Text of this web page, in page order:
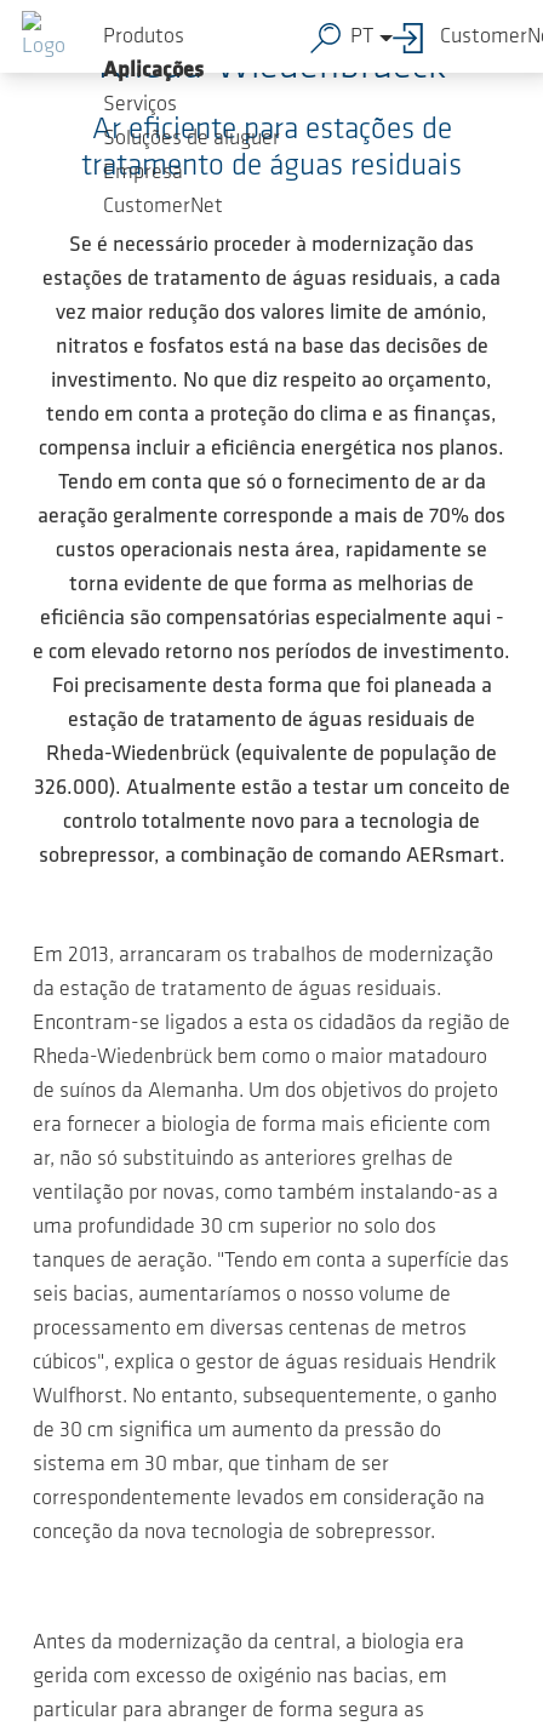
Ir para o conteúdo principal
Produtos
Aplicações
Serviços
Soluções de aluguer
Empresa
CustomerNet
PT
Rheda-Wiedenbrueck
Ar eficiente para estações de
tratamento de águas residuais
Se é necessário proceder à modernização das
estações de tratamento de águas residuais, a cada
vez maior redução dos valores limite de amónio,
nitratos e fosfatos está na base das decisões de
investimento. No que diz respeito ao orçamento,
tendo em conta a proteção do clima e as finanças,
compensa incluir a eficiência energética nos planos.
Tendo em conta que só o fornecimento de ar da
aeração geralmente corresponde a mais de 70% dos
custos operacionais nesta área, rapidamente se
torna evidente de que forma as melhorias de
eficiência são compensatórias especialmente aqui -
e com elevado retorno nos períodos de investimento.
Foi precisamente desta forma que foi planeada a
estação de tratamento de águas residuais de
Rheda-Wiedenbrück (equivalente de população de
326.000). Atualmente estão a testar um conceito de
controlo totalmente novo para a tecnologia de
sobrepressor, a combinação de comando AERsmart.
Em 2013, arrancaram os trabalhos de modernização
da estação de tratamento de águas residuais.
Encontram-se ligados a esta os cidadãos da região de
Rheda-Wiedenbrück bem como o maior matadouro
de suínos da Alemanha. Um dos objetivos do projeto
era fornecer a biologia de forma mais eficiente com
ar, não só substituindo as anteriores grelhas de
ventilação por novas, como também instalando-as a
uma profundidade 30 cm superior no solo dos
tanques de aeração. "Tendo em conta a superfície das
seis bacias, aumentaríamos o nosso volume de
processamento em diversas centenas de metros
cúbicos", explica o gestor de águas residuais Hendrik
Wulfhorst. No entanto, subsequentemente, o ganho
de 30 cm significa um aumento da pressão do
sistema em 30 mbar, que tinham de ser
correspondentemente levados em consideração na
conceção da nova tecnologia de sobrepressor.
Antes da modernização da central, a biologia era
gerida com excesso de oxigénio nas bacias, em
particular para abranger de forma segura as